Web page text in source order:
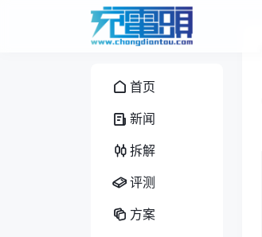
首页
新闻
拆解
评测
方案